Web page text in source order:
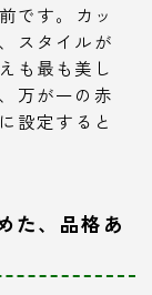
です。カッ
スタイルが
も最も美し
万が一の赤
設定すると
た、品格あ